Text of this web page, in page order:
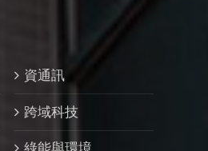
資通訊
跨域科技